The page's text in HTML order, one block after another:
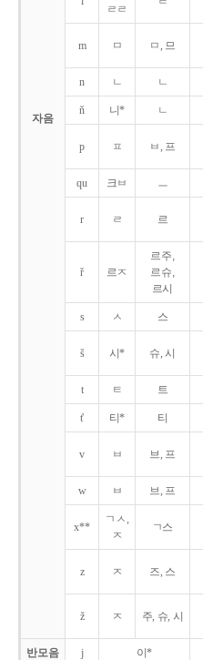
자음
ㄹㄹ
m ㅁ ㅁ, 므
n ㄴ ㄴ
ň 니* ㄴ
p ㅍ ㅂ, 프
qu 크ㅂ ㅡ
r ㄹ 르
ř 르ㅈ
르주,
르슈,
르시
s ㅅ 스
š 시* 슈, 시
t ㅌ 트
t' 티* 티
v ㅂ 브, 프
w ㅂ 브, 프
x**
ㄱㅅ,
ㅈ
ㄱ스
z ㅈ 즈, 스
ž ㅈ 주, 슈, 시
반모음 j 이*